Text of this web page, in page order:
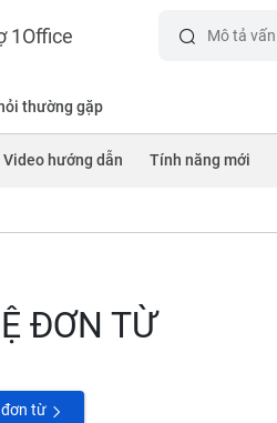
1Office
thường gặp
Video hướng dẫn Tính năng mới
ĐƠN TỪ
đơn từ